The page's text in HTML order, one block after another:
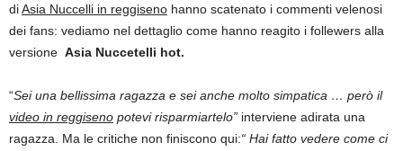
diAsia Nuccelli in reggiseno hanno scatenato i commenti velenosi
dei fans: vediamo nel dettaglio come hanno reagito i follewers alla
versione Asia Nuccetelli hot.
“Sei una bellissima ragazza e sei anche molto simpatica … però il
video in reggiseno potevi risparmiartelo” interviene adirata una
ragazza. Ma le critiche non finiscono qui:“ Hai fatto vedere come ci